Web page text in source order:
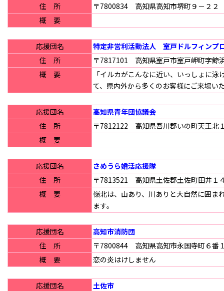
住 所
〒7800834 高知県高知市堺町９－２２
概 要
応援団名
特定非営利活動法人 室戸ドルフィンプ
住 所
〒7817101 高知県室戸市室戸岬町字鯨
概 要
「イルカがこんなに近い、いっしょに
て、県内外から多くのお客様にご来場い
応援団名
高知県青年団協議会
住 所
〒7812122 高知県吾川郡いの町天王北
概 要
応援団名
さめうら婚活応援隊
住 所
〒7813521 高知県土佐郡土佐町田井１
概 要
嶺北は、山あり、川ありと大自然に囲ま
ます。
応援団名
高知市消防団
住 所
〒7800844 高知県高知市永国寺町６番
概 要
恋の炎はけしません
応援団名
土佐市